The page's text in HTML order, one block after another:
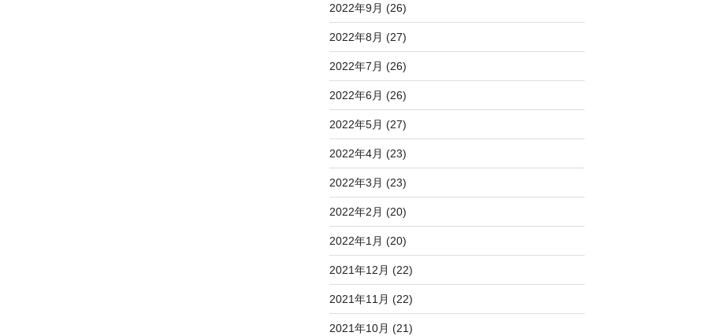
2022年9月 (26)
2022年8月 (27)
2022年7月 (26)
2022年6月 (26)
2022年5月 (27)
2022年4月 (23)
2022年3月 (23)
2022年2月 (20)
2022年1月 (20)
2021年12月 (22)
2021年11月 (22)
2021年10月 (21)